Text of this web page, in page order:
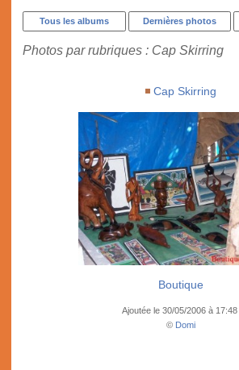
Tous les albums Dernières photos
Photos par rubriques : Cap Skirring
Cap Skirring
Boutique
Ajoutée le 30/05/2006 à 17:48
© Domi